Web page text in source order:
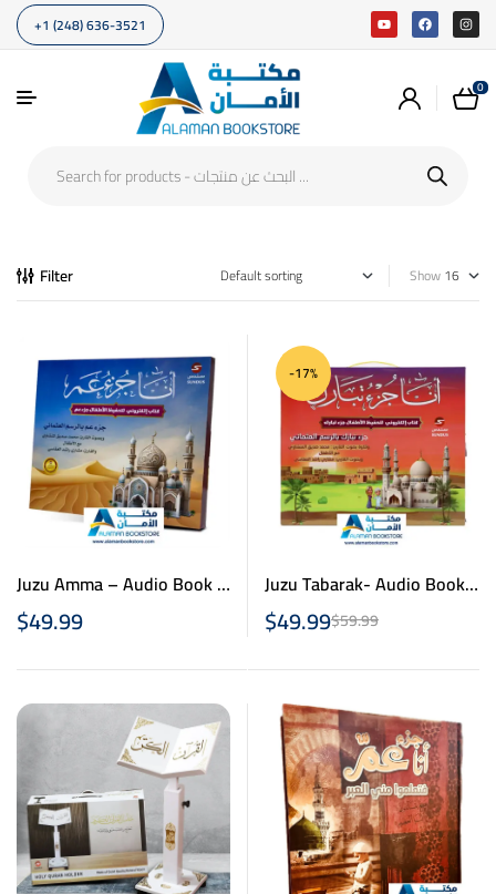
+1 (248) 636-3521
0
Filter Show
Juzu Amma – Audio Book –
أنا جزء عم – كتاب صوتي
$49.99
-17%
Juzu Tabarak- Audio Book
– أنا جزء تبارك – كتاب صوتي
$59.99
$49.99